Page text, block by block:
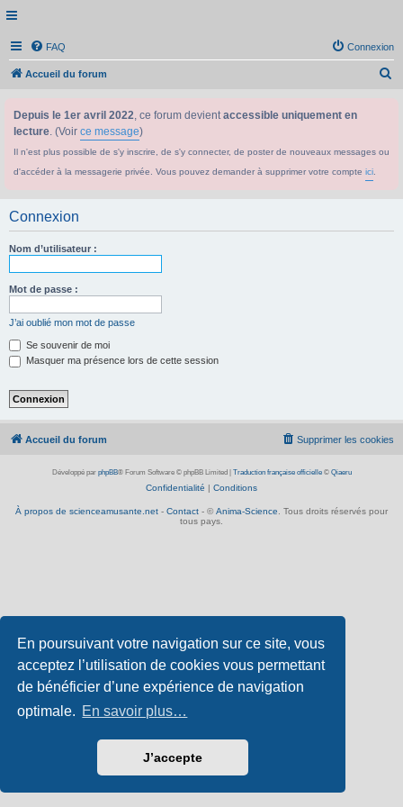
En poursuivant votre navigation sur ce site, vous
acceptez l’utilisation de cookies vous permettant
de bénéficier d’une expérience de navigation
optimale. En savoir plus…
J’accepte
FAQ Connexion
Accueil du forum
Depuis le 1er avril 2022, ce forum devientaccessible uniquement en
lecture. (Voir ce message)
Il n'est plus possible de s'y inscrire, de s'y connecter, de poster de nouveaux messages ou
d'accéder à la messagerie privée. Vous pouvez demander à supprimer votre compte ici
Connexion
Nom d’utilisateur :
Mot de passe :
J’ai oublié mon mot de passe
Se souvenir de moi
Masquer ma présence lors de cette session
Accueil du forum Supprimer les cookies
Développé par phpBB® Forum Software © phpBB Limited Traduction française officielle© Qiaeru
Confidentialité | Conditions
À propos de scienceamusante.net - Contact - © Anima-Science . Tous droits réservés pour
tous pays.